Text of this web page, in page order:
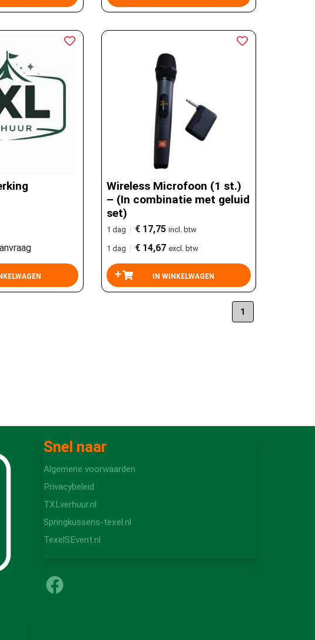
Wireless Microfoon (1 st.)
– (In combinatie met geluid
set)
1 dag | € 17,75 incl. btw
1 dag | € 14,67 excl. btw
1
Snel naar
Algemene voorwaarden
Privacybeleid
TXLverhuur.nl
Springkussens-texel.nl
TexelSEvent.nl